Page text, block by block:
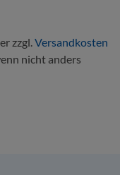
zzgl.Versandkosten
nicht anders